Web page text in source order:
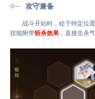
攻守兼备
战斗开始时，处于特定位置
技能附带斩杀效果 ，直接击杀